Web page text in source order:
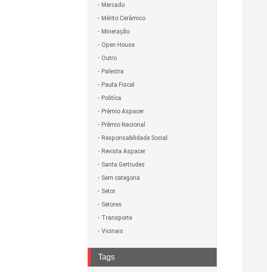
Mercado
Mérito Cerâmico
Mineração
Open House
Outro
Palestra
Pauta Fiscal
Politíca
Prêmio Aspacer
Prêmio Nacional
Responsabilidade Social
Revista Aspacer
Santa Gertrudes
Sem categoria
Setor
Setores
Transporte
Vicinais
Tags